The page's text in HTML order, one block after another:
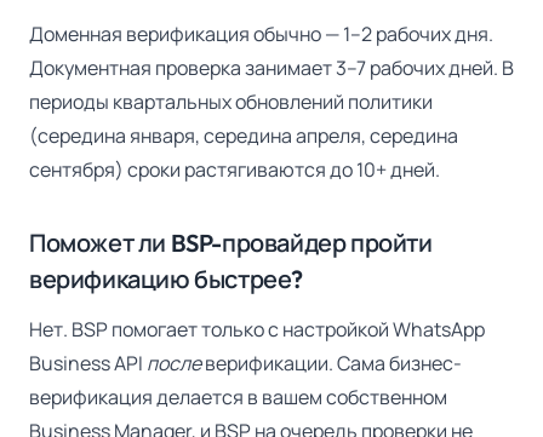
Доменная верификация обычно — 1–2 рабочих дня.
Документная проверка занимает 3–7 рабочих дней. В
периоды квартальных обновлений политики
(середина января, середина апреля, середина
сентября) сроки растягиваются до 10+ дней.
Поможет ли BSP-провайдер пройти
верификацию быстрее?
Нет. BSP помогает только с настройкой WhatsApp
Business API послеверификации. Сама бизнес-
верификация делается в вашем собственном
Business Manager, и BSP на очередь проверки не